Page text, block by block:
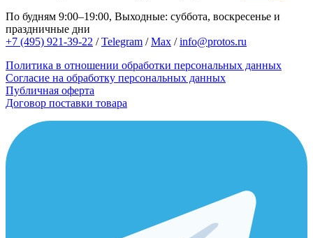
По будням 9:00–19:00, Выходные: суббота, воскресенье и
праздничные дни
+7 (495) 921-39-22 /Telegram /Max /info@protos.ru
Политика в отношении обработки персональных данных
Согласие на обработку персональных данных
Публичная оферта
Договор поставки товара